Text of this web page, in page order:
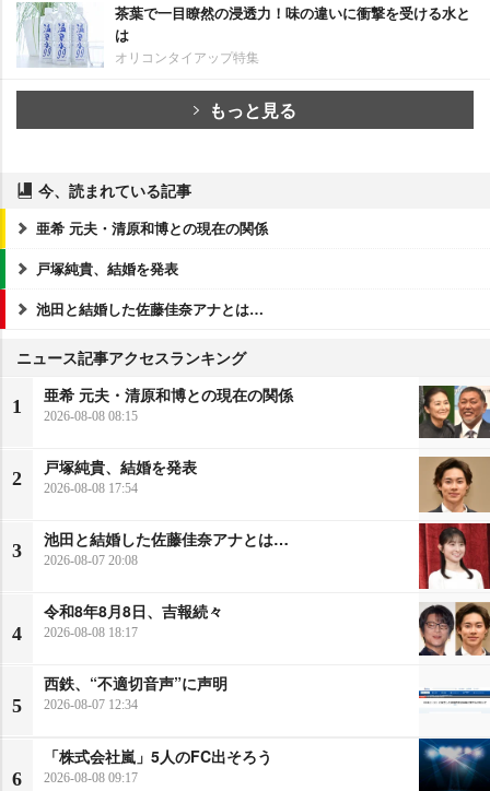
茶葉で一目瞭然の浸透力！味の違いに衝撃を受ける水と
は
オリコンタイアップ特集
もっと見る
今、読まれている記事
亜希 元夫・清原和博との現在の関係
戸塚純貴、結婚を発表
池田と結婚した佐藤佳奈アナとは…
ニュース記事アクセスランキング
1
亜希 元夫・清原和博との現在の関係
2026-08-08 08:15
2
戸塚純貴、結婚を発表
2026-08-08 17:54
3
池田と結婚した佐藤佳奈アナとは…
2026-08-07 20:08
4
令和8年8月8日、吉報続々
2026-08-08 18:17
5
西鉄、“不適切音声”に声明
2026-08-07 12:34
6
「株式会社嵐」5人のFC出そろう
2026-08-08 09:17